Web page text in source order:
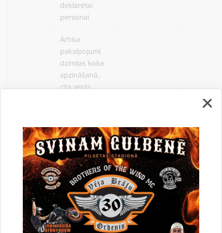
deklarētai
personai
Arhīva
pakalpojumi
dzimtas koka
apzināšanā,
cita veida
arhīva
vienības
apzināšanu
Gulbenes
novadā
nedeklarētai
personai
vienība
4. Citi dzimtsarakstu nodaļas pakalpojumi: